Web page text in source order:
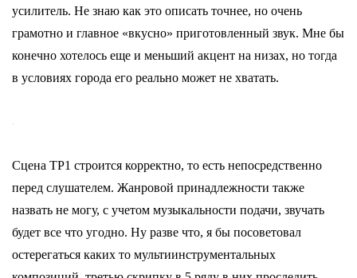
усилитель. Не знаю как это описать точнее, но очень
грамотно и главное «вкусно» приготовленный звук. Мне бы
конечно хотелось еще и меньший акцент на низах, но тогда
в условиях города его реально может не хватать.
Сцена TP1 строится корректно, то есть непосредственно
перед слушателем. Жанровой принадлежности также
назвать не могу, с учетом музыкальности подачи, звучать
будет все что угодно. Ну разве что, я бы посоветовал
остерегаться каких то мультиинструментальных